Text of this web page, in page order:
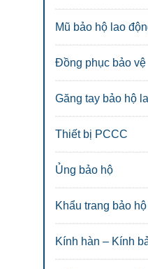
Mũ bảo hộ lao
Đồng phục bảo vệ
Găng tay bảo hộ
Thiết bị PCCC
Ủng bảo hộ
Khẩu trang bảo hộ
Kính hàn – Kính